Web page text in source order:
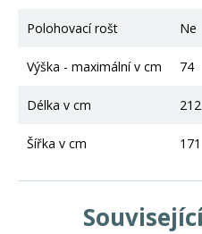
Polohovací rošt Ne
Výška - maximální v cm 74
Délka v cm 212
Šířka v cm 171